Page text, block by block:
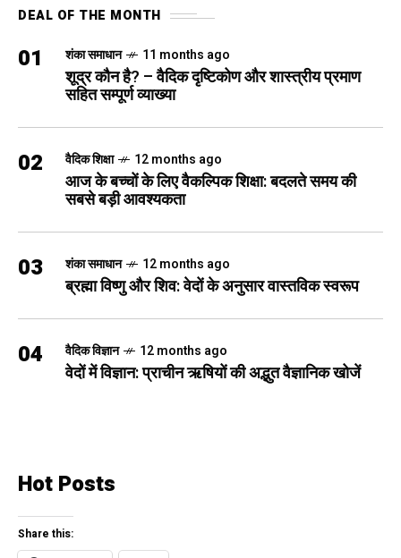
Hot Posts
Share this:
DEAL OF THE MONTH
01 शंका समाधान 11 months ago
शूद्र कौन है? – वैदिक दृष्टिकोण और शास्त्रीय प्रमाण
सहित सम्पूर्ण व्याख्या
02 वैदिक शिक्षा 12 months ago
आज के बच्चों के लिए वैकल्पिक शिक्षा: बदलते समय की
सबसे बड़ी आवश्यकता
03 शंका समाधान 12 months ago
ब्रह्मा विष्णु और शिव: वेदों के अनुसार वास्तविक स्वरूप
04 वैदिक विज्ञान 12 months ago
वेदों में विज्ञान: प्राचीन ऋषियों की अद्भुत वैज्ञानिक खोजें